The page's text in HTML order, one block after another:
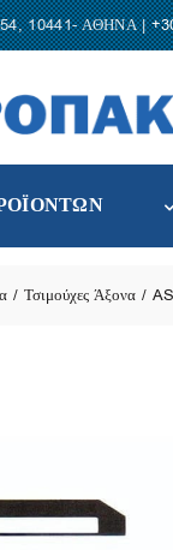
10441- ΑΘΗΝΑ |
Τσιμούχες Άξονα AS